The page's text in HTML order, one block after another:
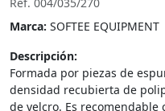
Marca: SOFTEE EQUIPMENT
Descripción:
Formada por piezas de
densidad recubierta de
de velcro. Es recomendable